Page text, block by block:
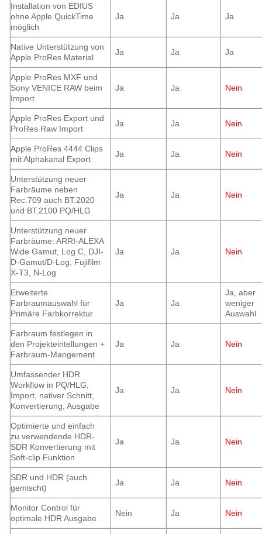
Installation von EDIUS
ohne Apple QuickTime
möglich
Ja Ja Ja
Native Unterstützung von
Apple ProRes Material
Ja Ja Ja
Apple ProRes MXF und
Sony VENICE RAW beim
Import
Ja Ja Nein
Apple ProRes Export und
ProRes Raw Import
Ja Ja Nein
Apple ProRes 4444 Clips
mit Alphakanal Export
Ja Ja Nein
Unterstützung neuer
Farbräume neben
Rec.709 auch BT.2020
und BT.2100 PQ/HLG
Ja Ja Nein
Unterstützung neuer
Farbräume: ARRI-ALEXA
Wide Gamut, Log C, DJI-
D-Gamut/D-Log, Fujifilm
X-T3, N-Log
Ja Ja Nein
Erweiterte
Farbraumauswahl für
Primäre Farbkorrektur
Ja Ja
Ja, aber
weniger
Auswahl
Farbraum festlegen in
den Projekteintellungen +
Farbraum-Mangement
Ja Ja Nein
Umfassender HDR
Workflow in PQ/HLG,
Import, nativer Schnitt,
Konvertierung, Ausgabe
Ja Ja Nein
Optimierte und einfach
zu verwendende HDR-
SDR Konvertierung mit
Soft-clip Funktion
Ja Ja Nein
SDR und HDR (auch
gemischt)
Ja Ja Nein
Monitor Control für
optimale HDR Ausgabe
Nein Ja Nein